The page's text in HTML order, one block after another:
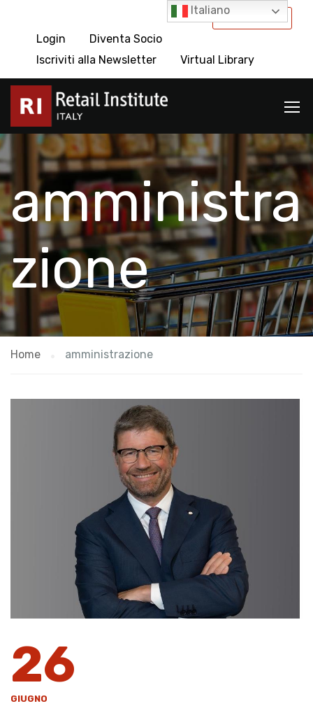
International
Login
Diventa Socio
Iscriviti alla Newsletter
Virtual Library
amministra
zione
Home amministrazione
26
GIUGNO
Italiano